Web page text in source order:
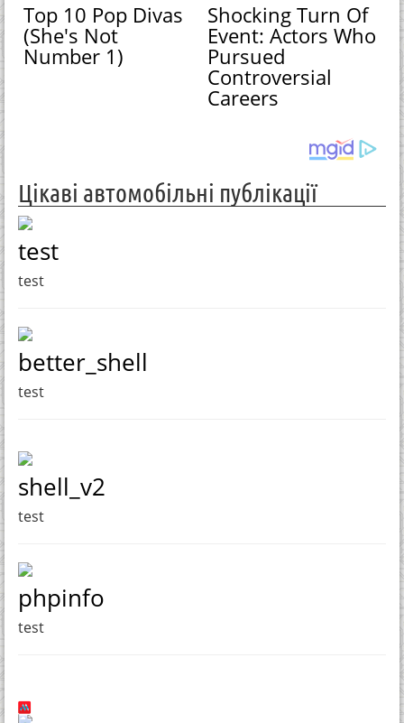
Top 10 Pop Divas
(She's Not
Number 1)
Shocking Turn Of
Event: Actors Who
Pursued
Controversial
Careers
Цікаві автомобільні публікації
test
test
better_shell
test
shell_v2
test
phpinfo
test